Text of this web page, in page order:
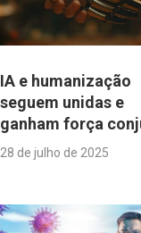
IA e humanização
seguem unidas e
ganham força
28 de julho de 2025